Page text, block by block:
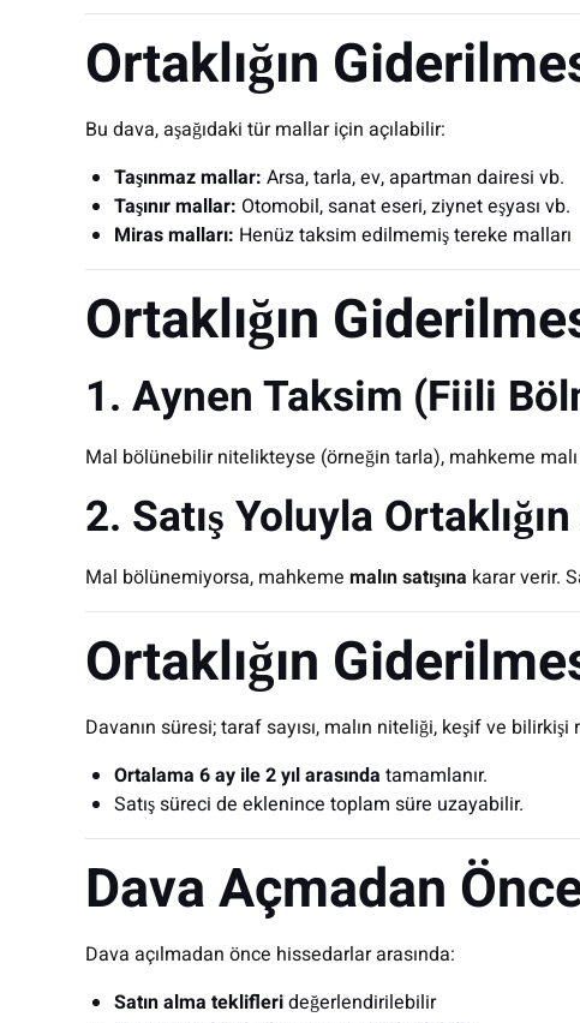
Ortaklığın
Bu dava, aşağıdaki tür mallar için açılabilir:
Taşınmaz mallar: Arsa, tarla, ev, apartman dairesi vb.
Taşınır mallar: Otomobil, sanat eseri, ziynet eşyası vb.
Miras malları: Henüz taksim edilmemiş tereke malları
Ortaklığın
1. Aynen Taksim (Fiili
Mal bölünebilir nitelikteyse (örneğin tarla), mahkeme
2. Satış Yoluyla
Mal bölünemiyorsa, mahkeme malın satışına karar verir.
Ortaklığın
Davanın süresi; taraf sayısı, malın niteliği, keşif ve
Ortalama 6 ay ile 2 yıl arasında tamamlanır.
Satış süreci de eklenince toplam süre uzayabilir.
Dava Açmadan
Dava açılmadan önce hissedarlar arasında:
Satın alma tekliflerideğerlendirilebilir